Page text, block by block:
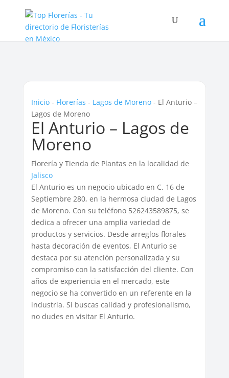
Inicio- Florerías - Lagos de Moreno- El Anturio –
Lagos de Moreno
El Anturio – Lagos de
Moreno
Florería y Tienda de Plantas en la localidad de
Jalisco
El Anturio es un negocio ubicado en C. 16 de
Septiembre 280, en la hermosa ciudad de Lagos
de Moreno. Con su teléfono 526243589875, se
dedica a ofrecer una amplia variedad de
productos y servicios. Desde arreglos florales
hasta decoración de eventos, El Anturio se
destaca por su atención personalizada y su
compromiso con la satisfacción del cliente. Con
años de experiencia en el mercado, este
negocio se ha convertido en un referente en la
industria. Si buscas calidad y profesionalismo,
no dudes en visitar El Anturio.